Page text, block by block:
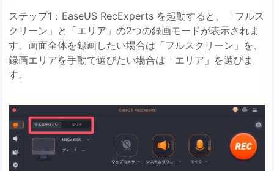
ステップ1：EaseUS RecExperts を起動すると、「フルス
クリーン」と「エリア」の2つの録画モードが表示されま
す。画面全体を録画したい場合は「フルスクリーン」を、
録画エリアを手動で選びたい場合は「エリア」を選びま
す。